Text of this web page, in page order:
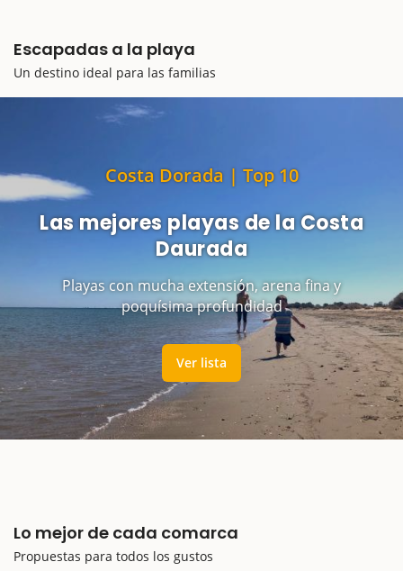
Escapadas a la playa
Un destino ideal para las familias
Costa Dorada | Top 10
Las mejores playas de la Costa
Daurada
Playas con mucha extensión, arena fina y
poquísima profundidad
Ver lista
Lo mejor de cada comarca
Propuestas para todos los gustos